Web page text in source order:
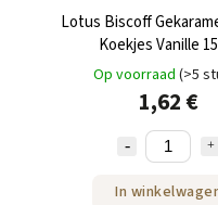
Lotus Biscoff
Koekjes Vanille
Op voorraad (>5
1,62 €
In